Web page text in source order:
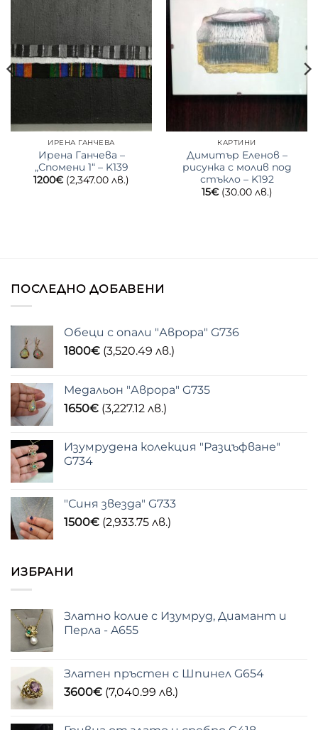
ИРЕНА ГАНЧЕВА
Ирена Ганчева –
„Спомени 1“ – K139
1200€ (2,347.00 лв.)
КАРТИНИ
Димитър Еленов –
рисунка с молив под
стъкло – K192
15€ (30.00 лв.)
ПОСЛЕДНО ДОБАВЕНИ
Обеци с опали "Аврора" G736
1800€ (3,520.49 лв.)
Медальон "Аврора" G735
1650€ (3,227.12 лв.)
Изумрудена колекция "Разцъфване"
G734
"Синя звезда" G733
1500€ (2,933.75 лв.)
ИЗБРАНИ
Златно колие с Изумруд, Диамант и
Перла - A655
Златен пръстен с Шпинел G654
3600€ (7,040.99 лв.)